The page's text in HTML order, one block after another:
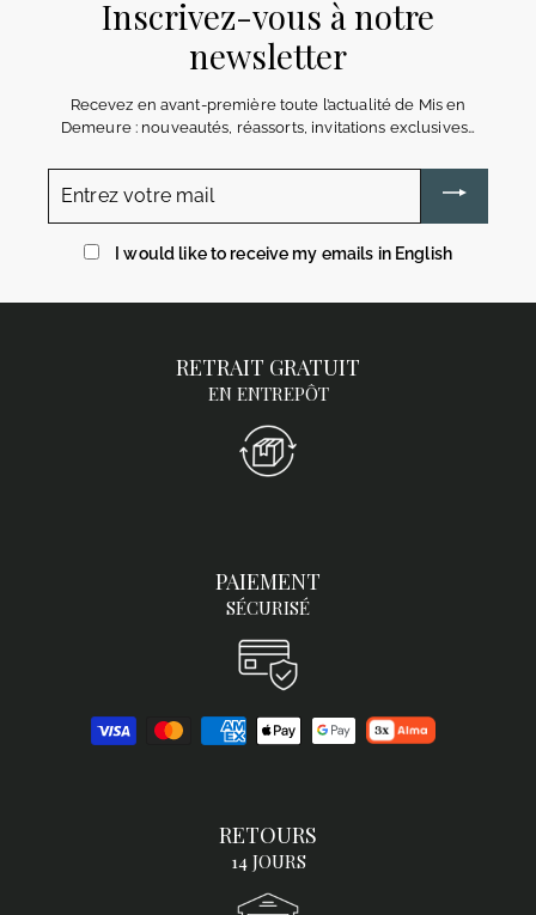
Inscrivez-vous à notre
newsletter
Recevez en avant-première toute l’actualité de Mis en
Demeure : nouveautés, réassorts, invitations exclusives…
mail
I would like to receive my emails in English
RETRAIT GRATUIT
EN ENTREPÔT
PAIEMENT
SÉCURISÉ
RETOURS
14 JOURS